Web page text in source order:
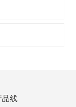
线